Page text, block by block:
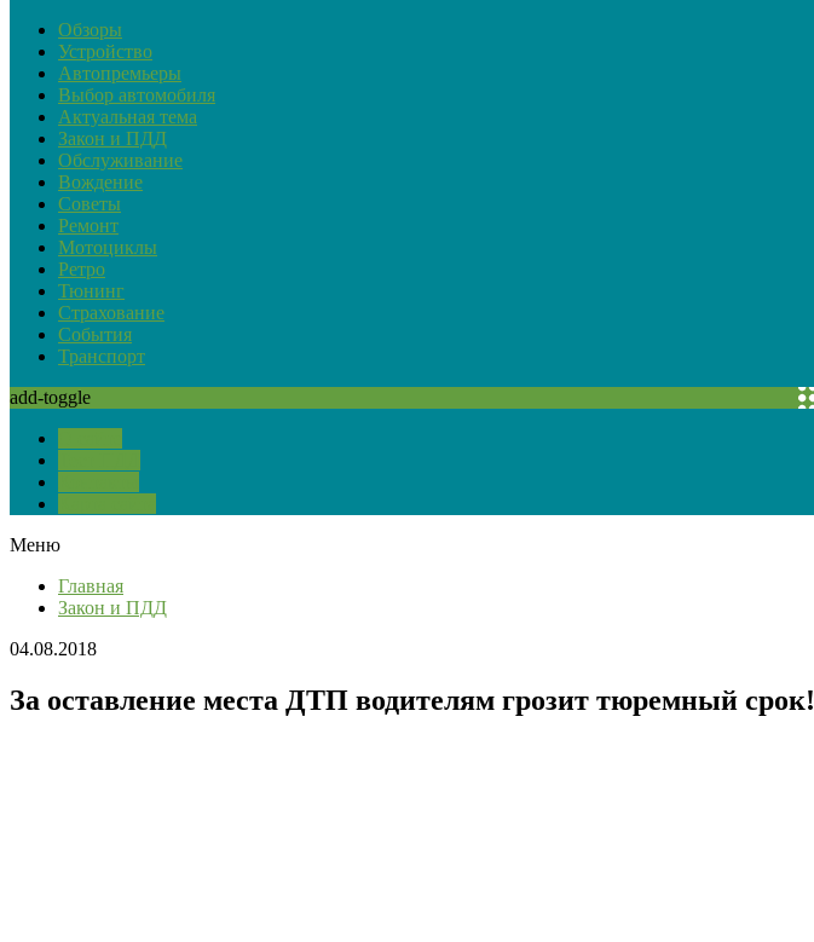
Обзоры
Устройство
Автопремьеры
Выбор автомобиля
Актуальная тема
Закон и ПДД
Обслуживание
Вождение
Советы
Ремонт
Мотоциклы
Ретро
Тюнинг
Страхование
События
Транспорт
add-toggle
Меню
Главная
Закон и ПДД
04.08.2018
За оставление места ДТП водителям грозит тюремный срок!